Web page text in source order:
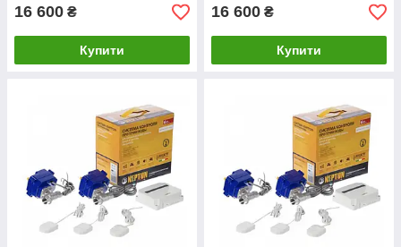
16 600 ₴
Купити
16 600 ₴
Купити